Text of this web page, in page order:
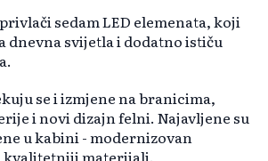
sedam LED elemenata, koji
dnevna svijetla i dodatno ističu
se i izmjene na branicima,
i novi dizajn felni. Najavljene su
u kabini - modernizovan